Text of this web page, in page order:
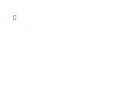
sur Facebook
sur LinkedIn